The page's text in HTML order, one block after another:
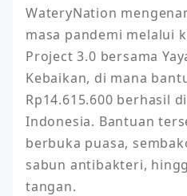
WateryNation
masa pandemi melalui
Project 3.0 bersama
Kebaikan, di mana
Rp14.615.600 berhasil
Indonesia. Bantuan
berbuka puasa,
sabun antibakteri,
tangan.